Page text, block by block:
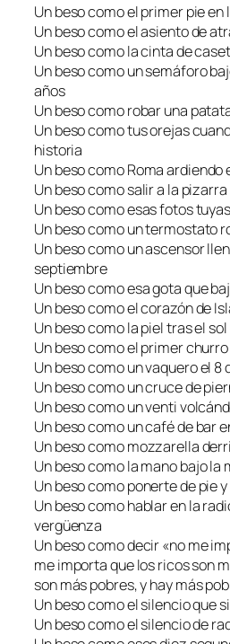
Un beso como el primer pie en
Un beso como el asiento de
Un beso como la cinta de
Un beso como un semáforo
años
Un beso como robar una
Un beso como tus orejas
historia
Un beso como Roma ardiendo
Un beso como salir a la
Un beso como esas fotos
Un beso como un termostato
Un beso como un ascensor
septiembre
Un beso como esa gota que
Un beso como el corazón de
Un beso como la piel tras el
Un beso como el primer
Un beso como un vaquero el 8
Un beso como un cruce de
Un beso como un venti
Un beso como un café de bar
Un beso como mozzarella
Un beso como la mano bajo la
Un beso como ponerte de pie
Un beso como hablar en la
vergüenza
Un beso como decir «no me
me importa que los ricos son
son más pobres, y hay más
Un beso como el silencio que
Un beso como el silencio de